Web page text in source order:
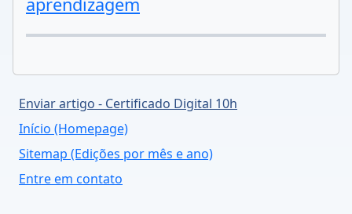
Enviar artigo - Certificado Digital 10h
Início (Homepage)
Sitemap (Edições por mês e ano)
Entre em contato